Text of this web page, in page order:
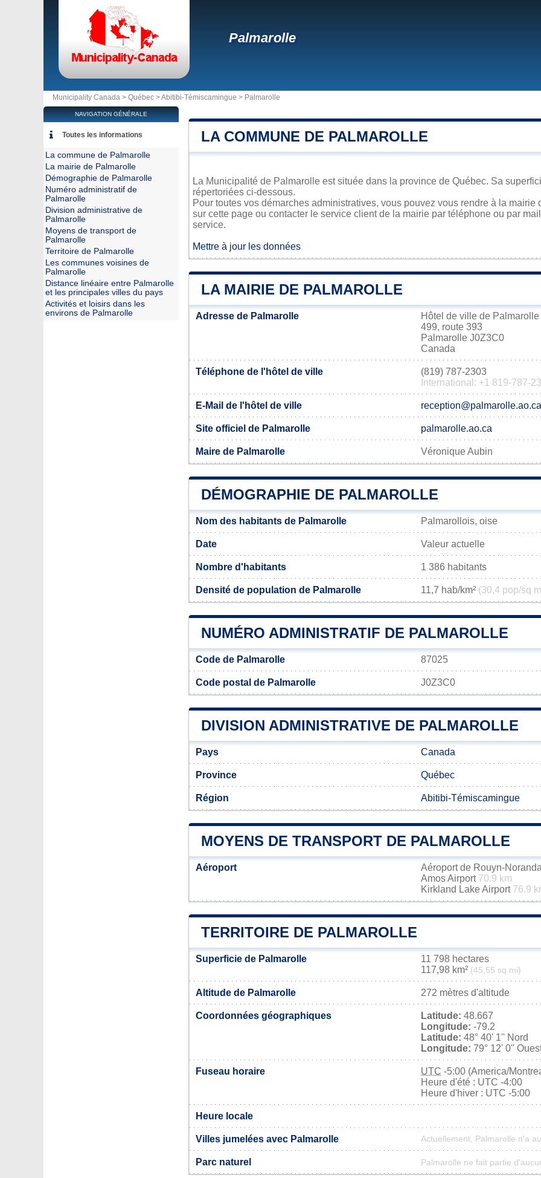
Palmarolle
Municipality Canada > Québec >Abitibi-Témiscamingue > Palmarolle
LA COMMUNE DE PALMAROLLE
La Municipalité de Palmarolle est située dans la province de Québec. Sa
répertoriées ci-dessous.
Pour toutes vos démarches administratives, vous pouvez vous rendre à la
sur cette page ou contacter le service client de la mairie par téléphone ou par
service.
Mettre à jour les données
LA MAIRIE DE PALMAROLLE
Adresse de Palmarolle
Hôtel de ville de Palmarolle
499, route 393
Palmarolle J0Z3C0
Canada
Téléphone de l'hôtel de ville
(819) 787-2303
International: +1 819-787-
E-Mail de l'hôtel de ville reception@palmarolle.ao.ca
Site officiel de Palmarolle palmarolle.ao.ca
Maire de Palmarolle Véronique Aubin
DÉMOGRAPHIE DE PALMAROLLE
Nom des habitants de Palmarolle Palmarollois, oise
Date Valeur actuelle
Nombre d'habitants 1 386 habitants
Densité de population de Palmarolle 11,7 hab/km² (30,4 pop/sq
NUMÉRO ADMINISTRATIF DE PALMAROLLE
Code de Palmarolle 87025
Code postal de Palmarolle J0Z3C0
DIVISION ADMINISTRATIVE DE PALMAROLLE
Pays Canada
Province Québec
Région Abitibi-Témiscamingue
MOYENS DE TRANSPORT DE PALMAROLLE
Aéroport Aéroport de Rouyn-Noranda
Amos Airport 70.9 km
Kirkland Lake Airport 76.9
TERRITOIRE DE PALMAROLLE
Superficie de Palmarolle
11 798 hectares
117,98 km² (45,55 sq mi)
Altitude de Palmarolle 272 mètres d'altitude
Coordonnées géographiques Latitude: 48.667
Longitude: -79.2
Latitude: 48° 40' 1'' Nord
Longitude: 79° 12' 0''
Fuseau horaire UTC -5:00 (America/
Heure d'été : UTC -4:00
Heure d'hiver : UTC -5:00
Heure locale
Villes jumelées avec Palmarolle Actuellement, Palmarolle n'a
Parc naturel Palmarolle ne fait partie
NAVIGATION GÉNÉRALE
Toutes les informations
La commune de Palmarolle
La mairie de Palmarolle
Démographie de Palmarolle
Numéro administratif de
Palmarolle
Division administrative de
Palmarolle
Moyens de transport de
Palmarolle
Territoire de Palmarolle
Les communes voisines de
Palmarolle
Distance linéaire entre Palmarolle
et les principales villes du pays
Activités et loisirs dans les
environs de Palmarolle